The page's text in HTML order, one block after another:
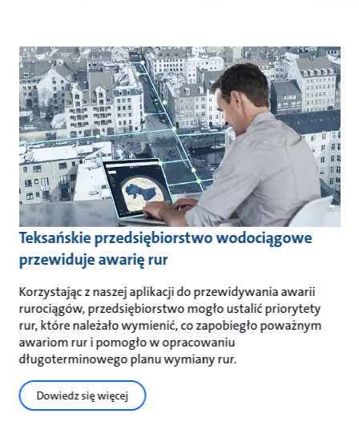
Teksańskie przedsiębiorstwo wodociągowe
przewiduje awarię rur
Korzystając z naszej aplikacji do przewidywania awarii
rurociągów, przedsiębiorstwo mogło ustalić priorytety
rur, które należało wymienić, co zapobiegło poważnym
awariom rur i pomogło w opracowaniu
długoterminowego planu wymiany rur.
Dowiedz się więcej